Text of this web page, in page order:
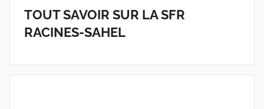
TOUT SAVOIR SUR LA SFR
RACINES-SAHEL